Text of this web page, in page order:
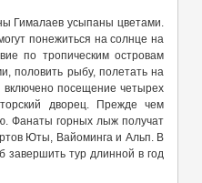
Гималаев усыпаны цветами.
понежиться на солнце на
по тропическим островам
половить рыбу, полетать на
включено посещение четырех
дворец. Прежде чем
Фанаты горных лыж получат
Юты, Вайоминга и Альп. В
завершить тур длинной в год